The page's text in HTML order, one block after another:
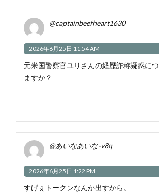
@captainbeefheart1630
2026年6月25日 11:54 AM
元米国警察官ユリさんの経歴詐称疑惑に
ますか？
@あいなあいな-v8q
2026年6月25日 1:22 PM
すげぇトークンなんか出すから。